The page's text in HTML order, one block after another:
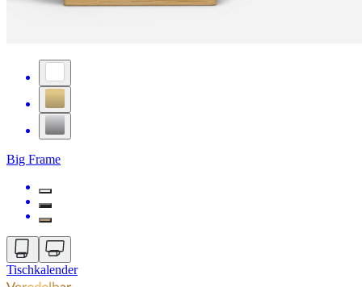
Big Frame
Tischkalender